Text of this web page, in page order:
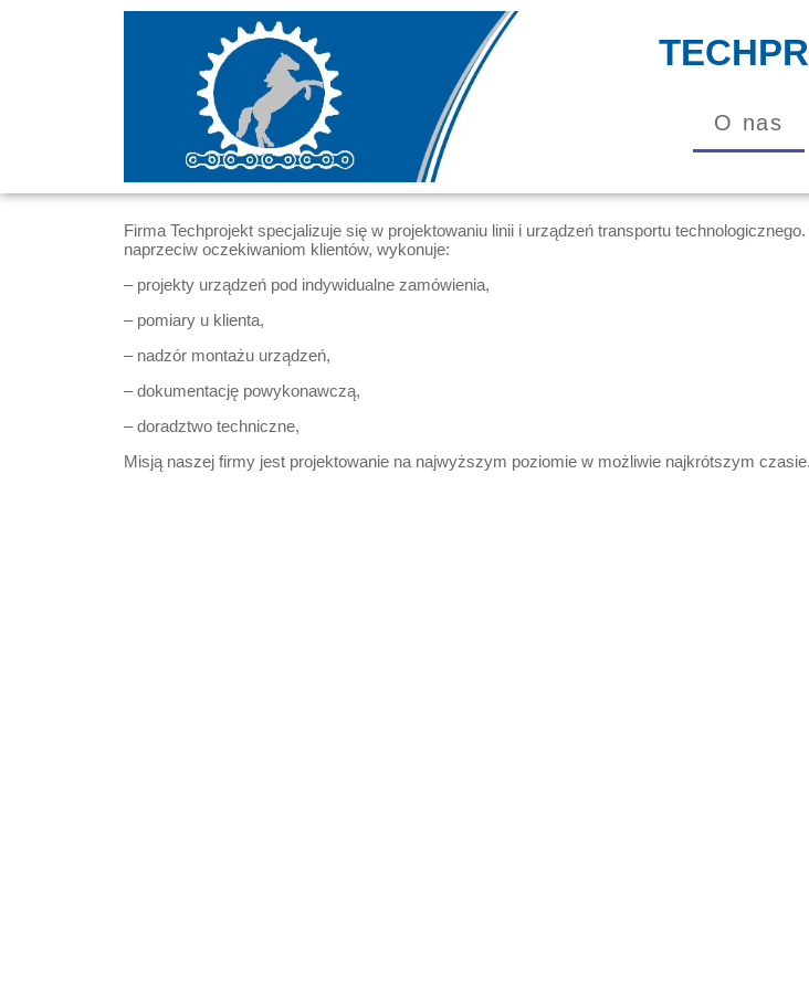
O nas
Firma Techprojekt specjalizuje się w projektowaniu linii i urządzeń transportu
naprzeciw oczekiwaniom klientów, wykonuje:
– projekty urządzeń pod indywidualne zamówienia,
– pomiary u klienta,
– nadzór montażu urządzeń,
– dokumentację powykonawczą,
– doradztwo techniczne,
Misją naszej firmy jest projektowanie na najwyższym poziomie w możliwie najkrótszym